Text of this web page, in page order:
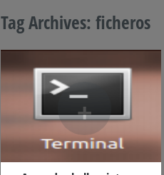
Tag Archives: ficheros
+